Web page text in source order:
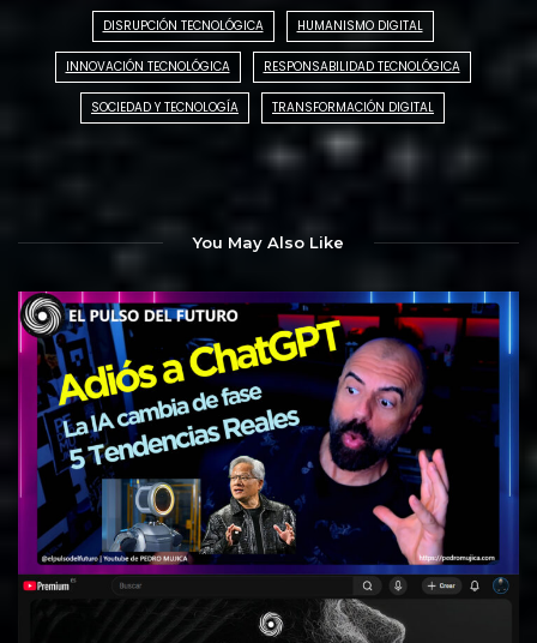
DISRUPCIÓN TECNOLÓGICA HUMANISMO DIGITAL
INNOVACIÓN TECNOLÓGICA RESPONSABILIDAD TECNOLÓGICA
SOCIEDAD Y TECNOLOGÍA TRANSFORMACIÓN DIGITAL
You May Also Like